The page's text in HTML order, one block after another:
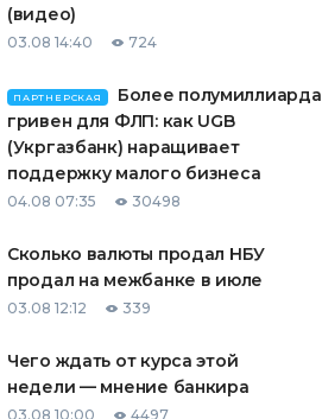
(видео)
03.08 14:40 724
ПАРТНЕРСКАЯ
Более полумиллиарда
гривен для ФЛП: как UGB
(Укргазбанк) наращивает
поддержку малого бизнеса
04.08 07:35 30498
Сколько валюты продал НБУ
продал на межбанке в июле
03.08 12:12 339
Чего ждать от курса этой
недели — мнение банкира
03.08 10:00 4497